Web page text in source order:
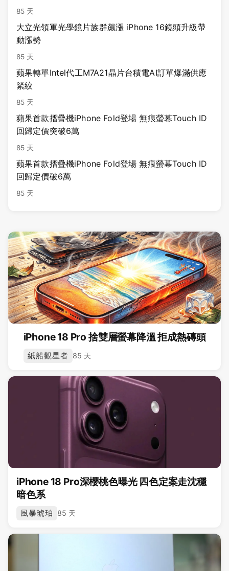
85 天
大立光領軍光學鏡片族群飆漲 iPhone 16鏡頭升級帶
動漲勢
85 天
蘋果轉單Intel代工M7A21晶片台積電AI訂單爆滿供應
緊絞
85 天
蘋果首款摺疊機iPhone Fold登場 無痕螢幕Touch ID
回歸定價突破6萬
85 天
蘋果首款摺疊機iPhone Fold登場 無痕螢幕Touch ID
回歸定價破6萬
85 天
iPhone 18 Pro 捨雙層螢幕降溫 拒成熱磚頭
紙船觀星者 85 天
iPhone 18 Pro深櫻桃色曝光 四色定案走沈穩
暗色系
風暴琥珀 85 天